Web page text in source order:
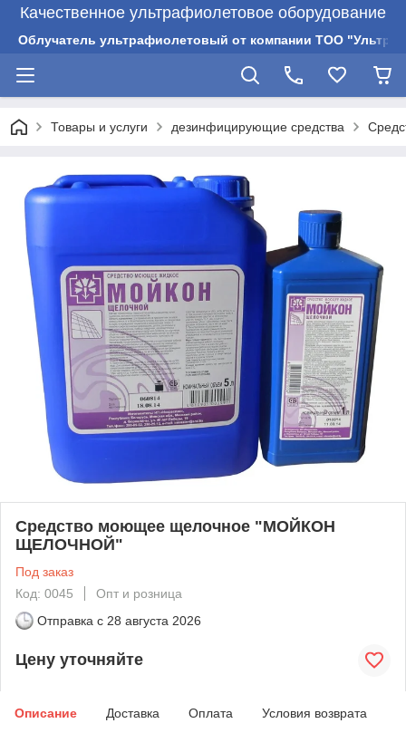
Качественное ультрафиолетовое оборудование
Облучатель ультрафиолетовый от компании ТОО
Товары и услуги дезинфицирующие средства
Средство моющее щелочное "МОЙКОН
ЩЕЛОЧНОЙ"
Под заказ
Код: 0045
Опт и розница
Отправка с 28 августа 2026
Цену уточняйте
Описание Доставка Оплата Условия возврата